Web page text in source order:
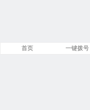
首页 一键拨号